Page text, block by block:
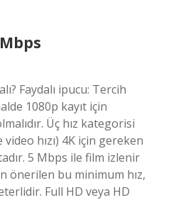
Faydalı ipucu: Tercih
1080p kayıt için
Üç hız kategorisi
video hızı) 4K için gereken
5 Mbps ile film izlenir
önerilen bu minimum hız,
Full HD veya HD